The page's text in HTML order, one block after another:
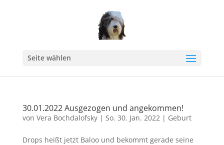
Seite wählen
30.01.2022 Ausgezogen und angekommen!
von Vera Bochdalofsky| So. 30. Jan. 2022| Geburt
Drops heißt jetzt Baloo und bekommt gerade seine